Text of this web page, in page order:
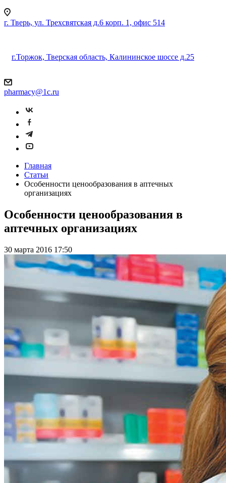
г. Тверь, ул. Трехсвятская д.6 корп. 1, офис 514
г.Торжок, Тверская область, Калининское шоссе д.25
pharmacy@1c.ru
Главная
Статьи
Особенности ценообразования в аптечных
организациях
Особенности ценообразования в
аптечных организациях
30 марта 2016 17:50